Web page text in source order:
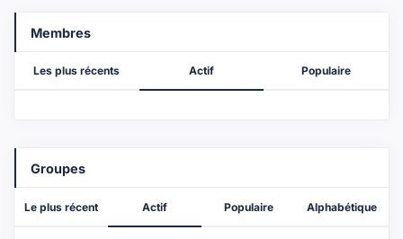
Membres
Les plus récents Actif Populaire
Groupes
Le plus récent Actif Populaire Alphabétique